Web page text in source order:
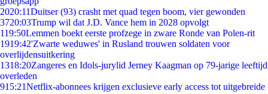
2020:11Duitser (93) crasht met quad tegen boom, vier gewonden
3720:03Trump wil dat J.D. Vance hem in 2028 opvolgt
119:50Lemmen boekt eerste profzege in zware Ronde van Polen-rit
1919:42'Zwarte weduwes' in Rusland trouwen soldaten voor
overlijdensuitkering
1318:20Zangeres en Idols-jurylid Jerney Kaagman op 79-jarige leeftijd
overleden
915:21Netflix-abonnees krijgen exclusieve early access tot uitgebreide